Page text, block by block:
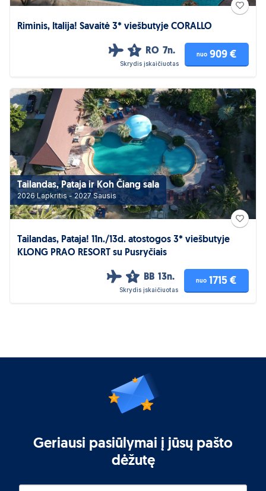
Riminis, Italija! Savaitė 3* viešbutyje CORALLO
3 RO 7n.
Skrydis įskaičiuotas
nuo 909 €
Tailandas, Pataja ir Koh Čiang sala
2026 Lapkritis - 2027 Sausis
Tailandas, Pataja! 11n./13d. atostogos 3* viešbutyje
KLONG PRAO RESORT su Pusryčiais
3 BB 13n.
Skrydis įskaičiuotas
nuo 1715 €
Geriausi pasiūlymai į jūsų pašto
dėžutę